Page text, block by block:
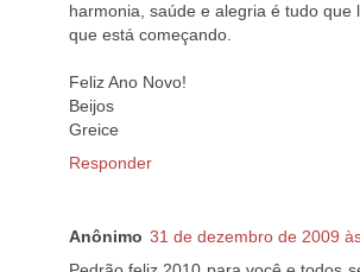
harmonia, saúde e alegria é tudo que
que está começando.
Feliz Ano Novo!
Beijos
Greice
Responder
Anônimo 31 de dezembro de 2009